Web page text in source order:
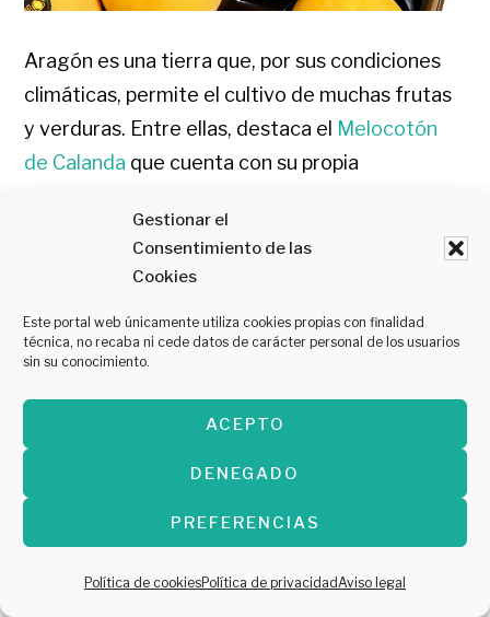
Gestionar el
Consentimiento de las
Cookies
Este portal web únicamente utiliza cookies propias con finalidad
técnica, no recaba ni cede datos de carácter personal de los usuarios
sin su conocimiento.
ACEPTO
DENEGADO
PREFERENCIAS
Política de cookiesPolítica de privacidadAviso legal
Aragón es una tierra que, por sus condiciones
climáticas, permite el cultivo de muchas frutas
y verduras. Entre ellas, destaca el Melocotón
de Calanda que cuenta con su propia
solo destaca por su color amarillo, sino que su
Estos son algunos de los productos más típicos
de Aragón, ¡pero existen muchos más!: tomate
rosa de Barbastro, Cebolla de Fuentes de Ebro,
trufa negra, azafrán, suspiros de amante… No